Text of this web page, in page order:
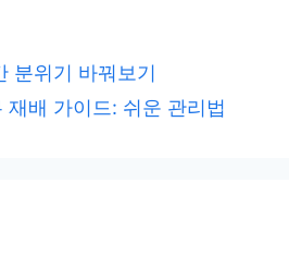
분위기 바꿔보기
재배 가이드: 쉬운 관리법